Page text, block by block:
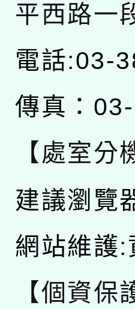
平西路一
電話:03-
傳真：
【處室分
建議瀏覽
網站維護:
【個資保